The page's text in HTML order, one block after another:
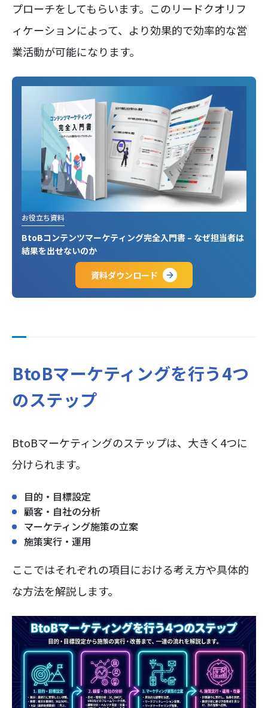
プローチをしてもらいます。このリードクオリフ
ィケーションによって、より効果的で効率的な営
業活動が可能になります。
お役立ち資料
BtoBコンテンツマーケティング完全入門書 – なぜ担当者は
結果を出せないのか
資料ダウンロード
BtoBマーケティングを行う4つ
のステップ
BtoBマーケティングのステップは、大きく4つに
分けられます。
目的・目標設定
顧客・自社の分析
マーケティング施策の立案
施策実行・運用
ここではそれぞれの項目における考え方や具体的
な方法を解説します。